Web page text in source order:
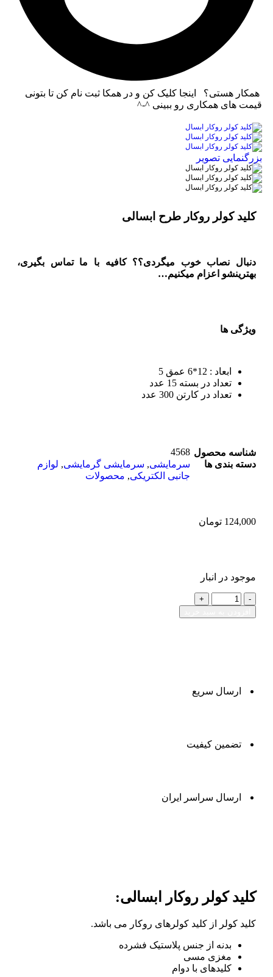
همکار هستی؟ اینجا کلیک کن و در همکا ثبت نام کن تا بتونی
قیمت های همکاری رو ببینی ^-^
بزرگنمایی تصویر
كليد كولر روكار طرح ابسالی
دنبال نصاب خوب میگردی؟؟ کافیه با ما تماس بگیری،
بهترینشو اعزام میکنیم…
ویژگی ها
ابعاد : 12*6 عمق 5
تعداد در بسته 15 عدد
تعداد در کارتن 300 عدد
شناسه محصول 4568
دسته بندی ها
سرمایشی, سرمایشی گرمایشی, لوازم
جانبی الکتریکی, محصولات
124,000 تومان
موجود در انبار
ارسال سریع
تضمین کیفیت
ارسال سراسر ایران
كليد كولر روكار ابسالی:
كليد كولر از کلید کولرهای روکار می باشد.
بدنه از جنس پلاستیک فشرده
مغزی مسی
کلیدهای با دوام